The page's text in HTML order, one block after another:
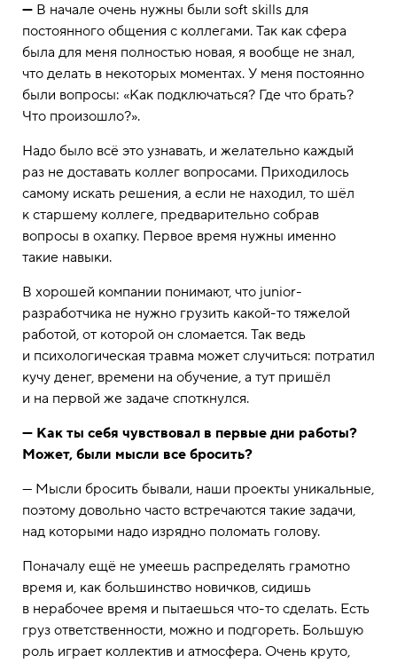
— В начале очень нужны были soft skills для
постоянного общения с коллегами. Так как сфера
была для меня полностью новая, я вообще не знал,
что делать в некоторых моментах. У меня постоянно
были вопросы: «Как подключаться? Где что брать?
Что произошло?».
Надо было всё это узнавать, и желательно каждый
раз не доставать коллег вопросами. Приходилось
самому искать решения, а если не находил, то шёл
к старшему коллеге, предварительно собрав
вопросы в охапку. Первое время нужны именно
такие навыки.
В хорошей компании понимают, что junior-
разработчика не нужно грузить какой-то тяжелой
работой, от которой он сломается. Так ведь
и психологическая травма может случиться: потратил
кучу денег, времени на обучение, а тут пришёл
и на первой же задаче споткнулся.
— Как ты себя чувствовал в первые дни работы?
Может, были мысли все бросить?
— Мысли бросить бывали, наши проекты уникальные,
поэтому довольно часто встречаются такие задачи,
над которыми надо изрядно поломать голову.
Поначалу ещё не умеешь распределять грамотно
время и, как большинство новичков, сидишь
в нерабочее время и пытаешься что-то сделать. Есть
груз ответственности, можно и подгореть. Большую
роль играет коллектив и атмосфера. Очень круто,